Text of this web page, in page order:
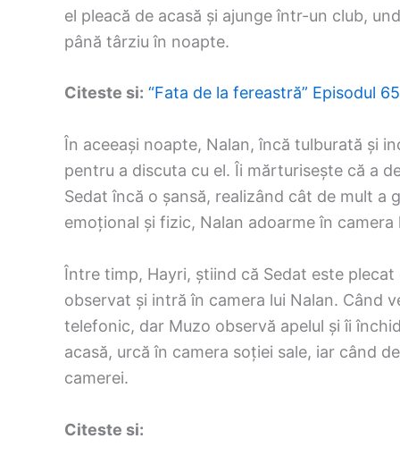
el pleacă de acasă și ajunge într-un club,
până târziu în noapte.
Citeste si: “Fata de la fereastră” Episodul
În aceeași noapte, Nalan, încă tulburată și
pentru a discuta cu el. Îi mărturisește că a
Sedat încă o șansă, realizând cât de mult a
emoțional și fizic, Nalan adoarme în
Între timp, Hayri, știind că Sedat este
observat și intră în camera lui Nalan. Când
telefonic, dar Muzo observă apelul și îi
acasă, urcă în camera soției sale, iar când
camerei.
Citeste si: